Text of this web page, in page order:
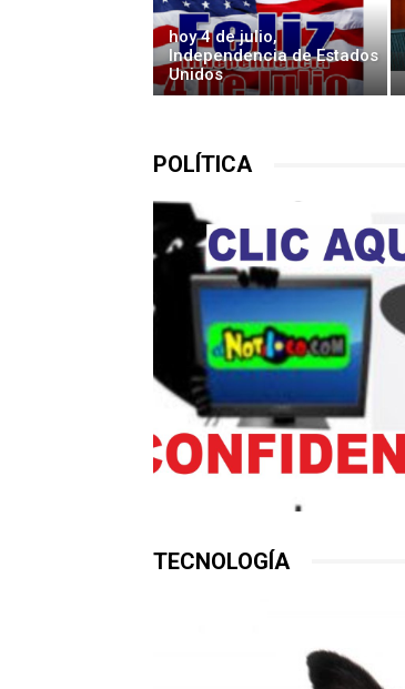
hoy 4 de julio,
Independencia de Estados
Unidos
POLÍTICA
TECNOLOGÍA